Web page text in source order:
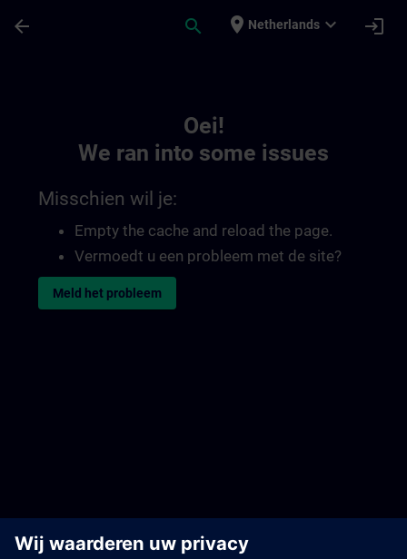
arrow_back search place Netherlands expand_more login
Oei!
We ran into some issues
Misschien wil je:
Empty the cache and reload the page.
Vermoedt u een probleem met de site?
Meld het probleem